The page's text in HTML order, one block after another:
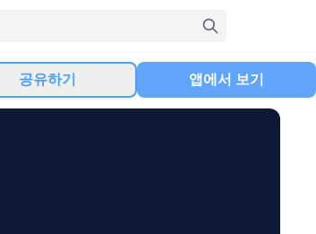
공유하기 앱에서 보기